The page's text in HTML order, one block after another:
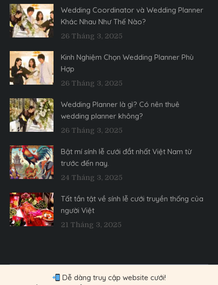
Wedding Coordinator và Wedding Planner
Khác Nhau Như Thế Nào?
26 Tháng 3, 2025
Kinh Nghiệm Chọn Wedding Planner Phù
Hợp
26 Tháng 3, 2025
Wedding Planner là gì? Có nên thuê
wedding planner không?
26 Tháng 3, 2025
Bật mí sính lễ cưới đắt nhất Việt Nam từ
trước đến nay.
24 Tháng 3, 2025
Tất tần tật về sính lễ cưới truyền thống của
người Việt
21 Tháng 3, 2025
Toàn bộ bản quyền nội dung thuộc về
Dễ dàng truy cập website cưới!